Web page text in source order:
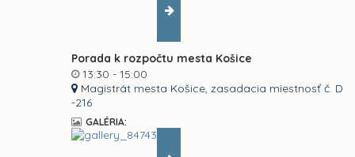
Porada k rozpočtu mesta Košice
13:30 - 15:00
Magistrát mesta Košice, zasadacia miestnosť č. D
-216
GALÉRIA: